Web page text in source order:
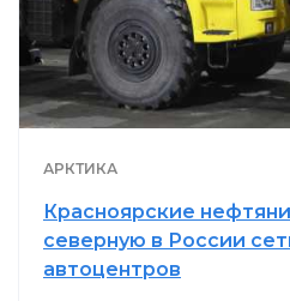
АРКТИКА
Красноярские
северную в России
автоцентров